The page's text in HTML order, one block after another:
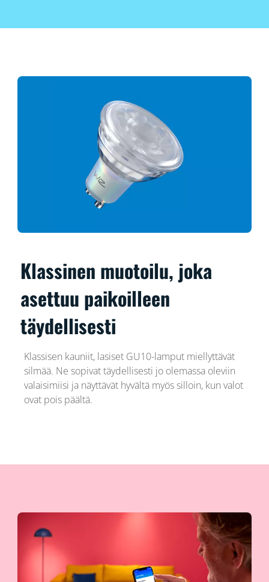
Klassinen muotoilu, joka
asettuu paikoilleen
täydellisesti
Klassisen kauniit, lasiset GU10-lamput miellyttävät
silmää. Ne sopivat täydellisesti jo olemassa oleviin
valaisimiisi ja näyttävät hyvältä myös silloin, kun valot
ovat pois päältä.